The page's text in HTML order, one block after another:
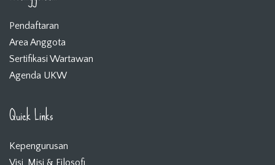
Pendaftaran
Area Anggota
Sertifikasi Wartawan
Agenda UKW
Quick Links
Kepengurusan
Visi, Misi & Filosofi